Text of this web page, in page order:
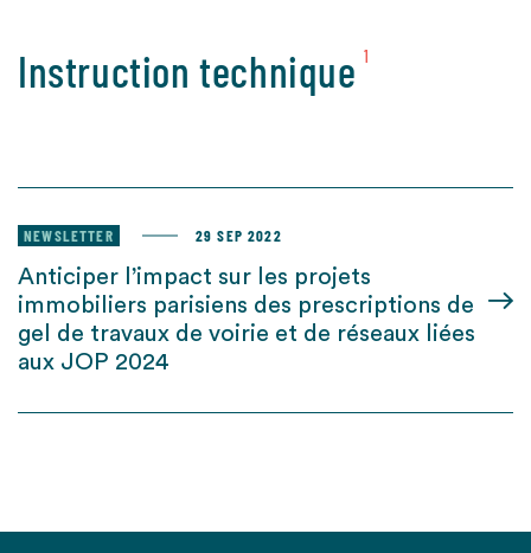
Instruction technique 1
NEWSLETTER 29 SEP 2022
Anticiper l’impact sur les projets
immobiliers parisiens des prescriptions de
gel de travaux de voirie et de réseaux liées
aux JOP 2024